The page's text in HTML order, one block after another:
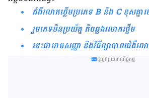
ជំងឺរលាកថ្លើមប្រភេទ B និង C ខុសគ្នាម៉
រួមភេទ​មិនប្រយ័ត្ន តិចឆ្លង​រលាក​ថ្លើម
នេះជារោគសញ្ញា និង​វិធីព្យាបាល​ជំងឺរល
ផ្សព្វផ្សាយពាណិជ្ជកម្ម